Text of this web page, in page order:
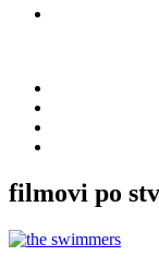
filmovi po